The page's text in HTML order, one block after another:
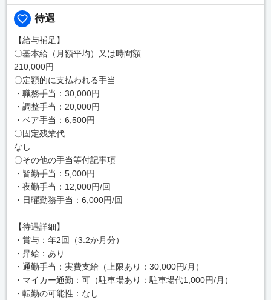
待遇
【給与補足】
〇基本給（月額平均）又は時間額
210,000円
〇定額的に支払われる手当
・職務手当：30,000円
・調整手当：20,000円
・ベア手当：6,500円
〇固定残業代
なし
〇その他の手当等付記事項
・皆勤手当：5,000円
・夜勤手当：12,000円/回
・日曜勤務手当：6,000円/回
【待遇詳細】
・賞与：年2回（3.2か月分）
・昇給：あり
・通勤手当：実費支給（上限あり：30,000円/月）
・マイカー通勤：可（駐車場あり：駐車場代1,000円/月）
・転勤の可能性：なし